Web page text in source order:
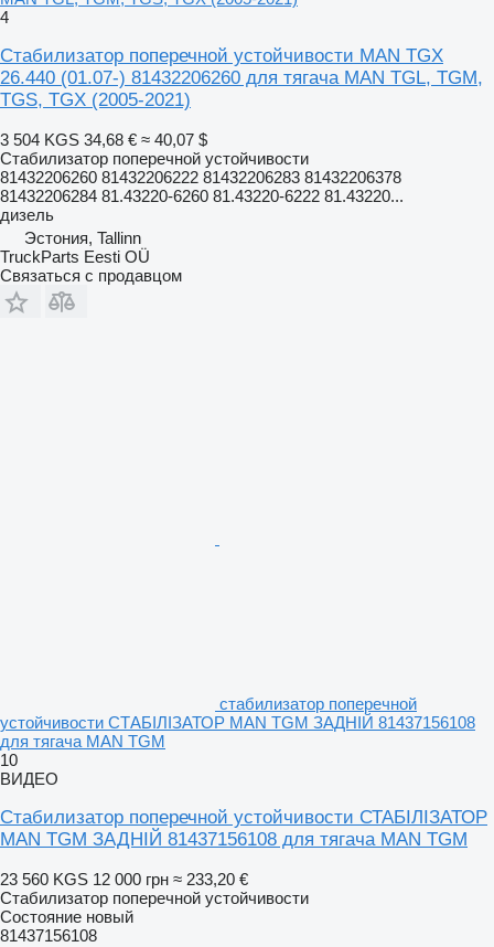
4
Стабилизатор поперечной устойчивости MAN TGX
26.440 (01.07-) 81432206260 для тягача MAN TGL, TGM,
TGS, TGX (2005-2021)
3 504 KGS 34,68 € ≈ 40,07 $
Стабилизатор поперечной устойчивости
81432206260 81432206222 81432206283 81432206378
81432206284 81.43220-6260 81.43220-6222 81.43220...
дизель
Эстония, Tallinn
TruckParts Eesti OÜ
Связаться с продавцом
стабилизатор поперечной
устойчивости СТАБІЛІЗАТОР MAN TGM ЗАДНІЙ 81437156108
для тягача MAN TGM
10
ВИДЕО
Стабилизатор поперечной устойчивости СТАБІЛІЗАТОР
MAN TGM ЗАДНІЙ 81437156108 для тягача MAN TGM
23 560 KGS 12 000 грн ≈ 233,20 €
Стабилизатор поперечной устойчивости
Состояние новый
81437156108